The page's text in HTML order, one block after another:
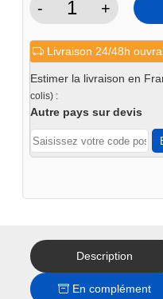
-
quantité
Vé
bloc
presse
75T
+
Livraison 24/48h
Estimer la livraison en
colis) :
Autre pays sur devis
Description
En complément